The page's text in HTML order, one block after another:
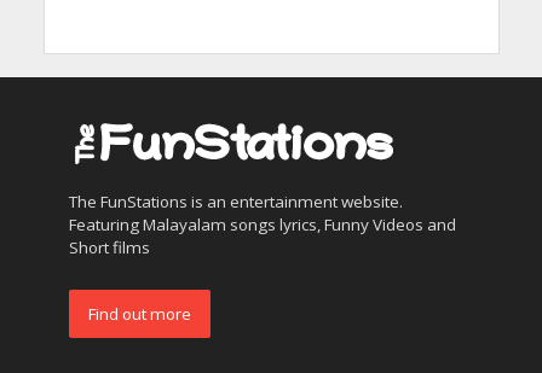
The FunStations is an entertainment website.
Featuring Malayalam songs lyrics, Funny Videos and
Short films
Find out more